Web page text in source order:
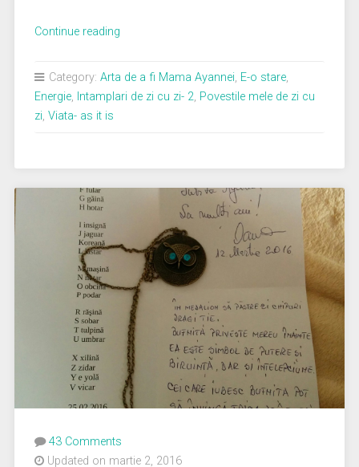
Continue reading„Care-
treaba
cu
Category: Arta de a fi Mama Ayannei, E-o stare,
Energie, Intamplari de zi cu zi- 2, Povestile mele de zi cu
zi, Viata- as it is
43 Comments
Updated on martie 2, 2016